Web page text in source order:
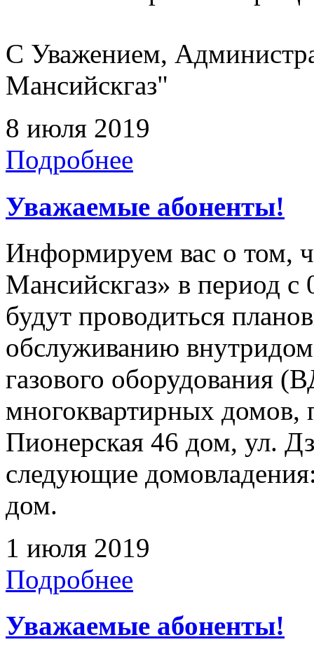
С Уважением,
Мансийскгаз"
8 июля 2019
Подробнее
Уважаемые абоненты!
Информируем вас о том,
Мансийскгаз» в период с
будут проводиться
обслуживанию
газового
многоквартирных
Пионерская 46 дом, ул.
следующие
дом.
1 июля 2019
Подробнее
Уважаемые абоненты!